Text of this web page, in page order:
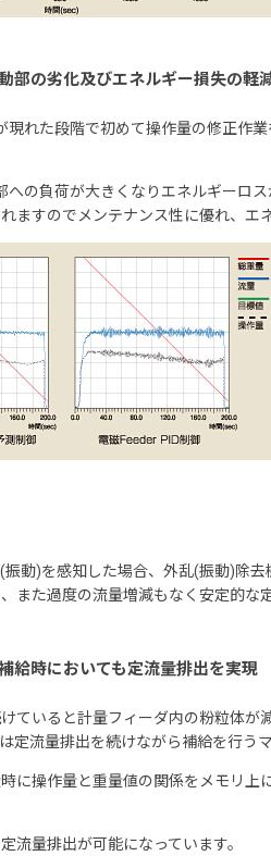
部の劣化及びエネルギー損失の軽
現れた段階で初めて操作量の修正作
への負荷が大きくなりエネルギーロ
ますのでメンテナンス性に優れ、エ
動)を感知した場合、外乱(振動)除
また過度の流量増減もなく安定的な
給時においても定流量排出を実現
ていると計量フィーダ内の粉粒体
定流量排出を続けながら補給を行う
に操作量と重量値の関係をメモリ
流量排出が可能になっています。